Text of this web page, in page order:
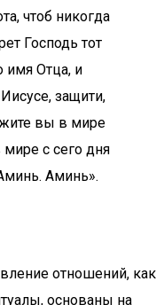
чтоб никогда
Господь тот
имя Отца, и
защити,
вы в мире
с сего дня
Аминь».
отношений, как
основаны на